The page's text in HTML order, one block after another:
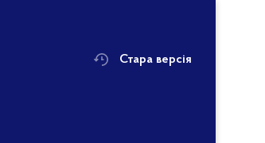
Стара версія